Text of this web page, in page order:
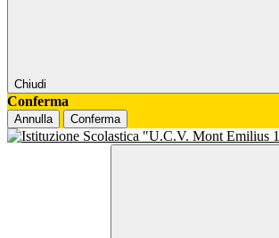
Chiudi
Conferma
Annulla Conferma